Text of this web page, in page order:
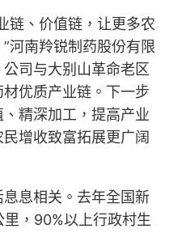
链、价值链，让更多农
河南羚锐制药股份有限
司与大别山革命老区
优质产业链。下一步
精深加工，提高产业
增收致富拓展更广阔
息相关。去年全国新
，90%以上行政村生